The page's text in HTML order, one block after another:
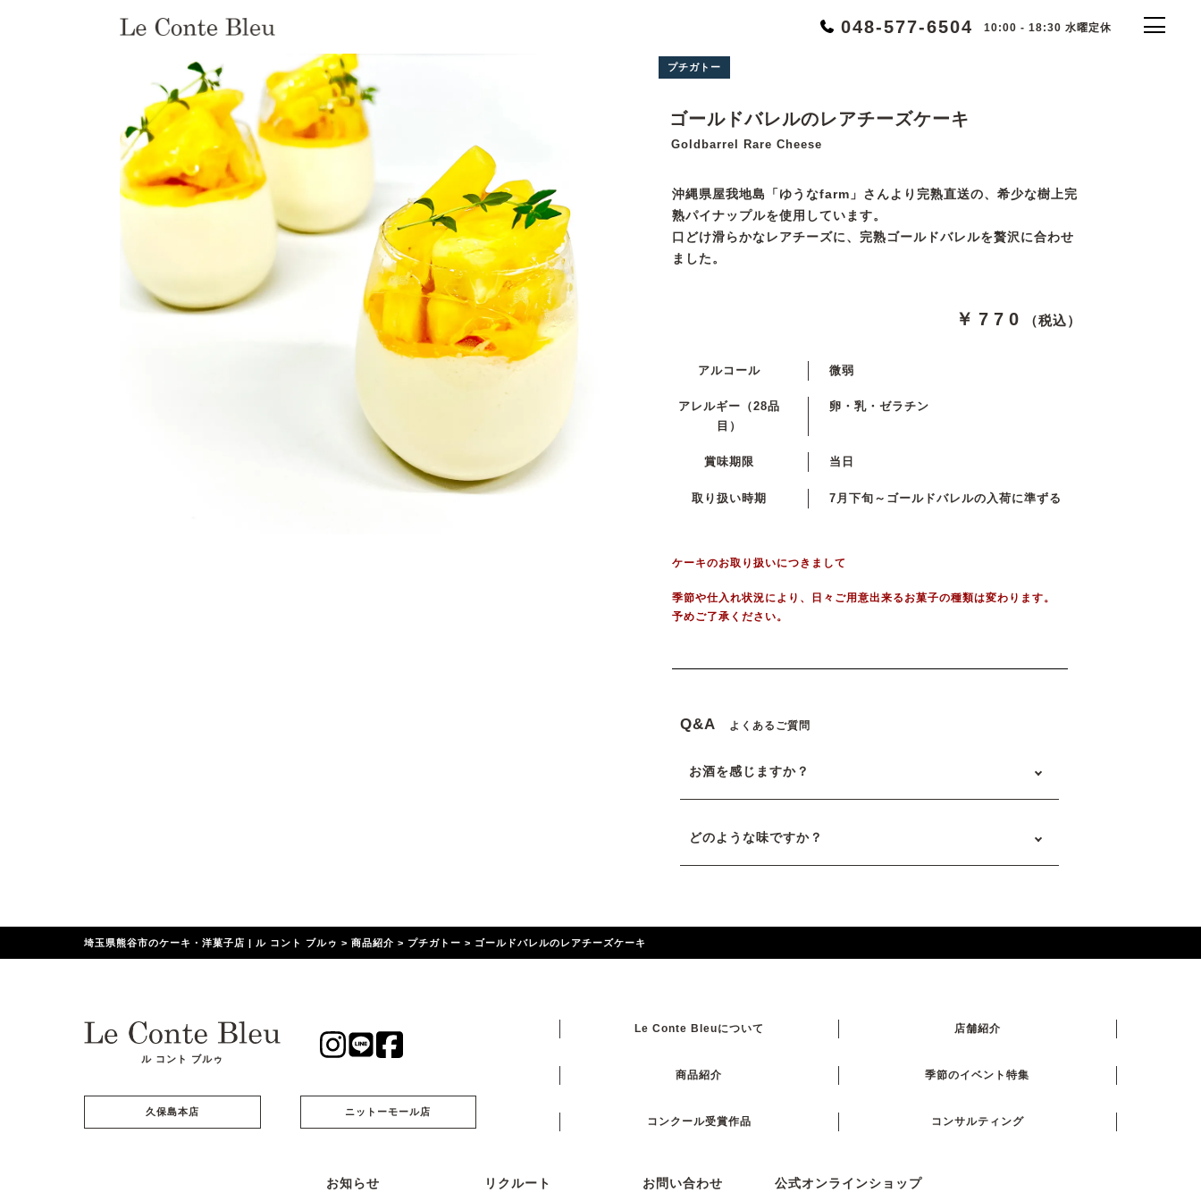
048-577-6504 10:00 - 18:30 水曜定休
プチガトー
ゴールドバレルのレアチーズケーキ
Goldbarrel Rare Cheese
沖縄県屋我地島「ゆうなfarm」さんより完熟直送の、希少な樹上完
熟パイナップルを使用しています。
口どけ滑らかなレアチーズに、完熟ゴールドバレルを贅沢に合わせ
ました。
￥770 （税込）
アルコール 微弱
アレルギー （28品
目）
卵・乳・ゼラチン
賞味期限 当日
取り扱い時期 7月下旬～ゴールドバレルの入荷に準ずる
ケーキのお取り扱いにつきまして
季節や仕入れ状況により、日々ご用意出来るお菓子の種類は変わります。
予めご了承ください。
Q&A よくあるご質問
お酒を感じますか？
どのような味ですか？
埼玉県熊谷市のケーキ・洋菓子店 | ル コント ブルゥ >商品紹介 > プチガトー > ゴールドバレルのレアチーズケーキ
ル コント ブルゥ
久保島本店 ニットーモール店
Le Conte Bleuについて 店舗紹介
商品紹介 季節のイベント特集
コンクール受賞作品 コンサルティング
お知らせ リクルート お問い合わせ 公式オンラインショップ